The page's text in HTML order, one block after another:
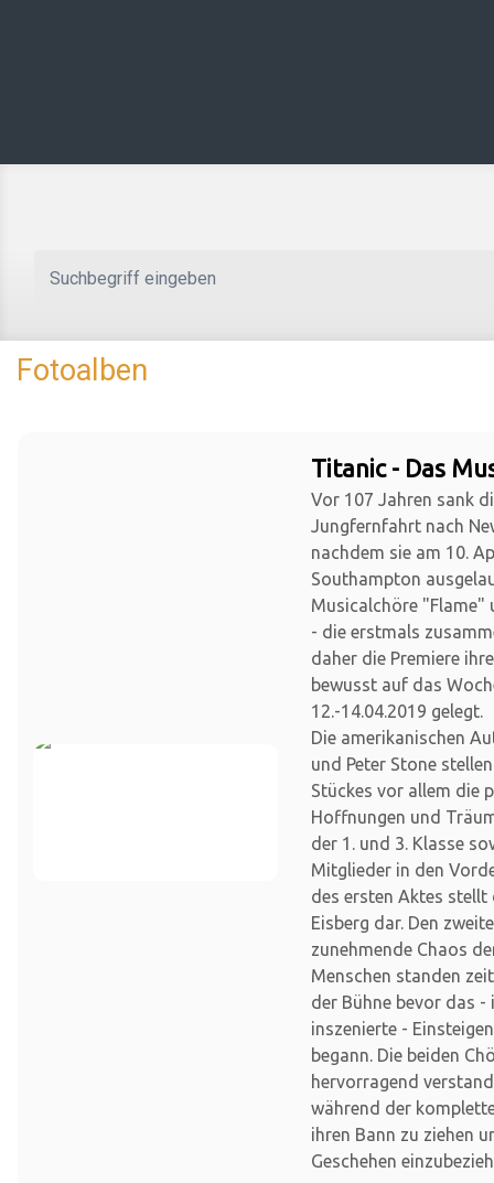
Fotoalben
Titanic - Das
Vor 107 Jahren sank
Jungfernfahrt nach
nachdem sie am 10.
Southampton
Musicalchöre "Flame"
- die erstmals
daher die Premiere
bewusst auf das
12.-14.04.2019 gelegt.
Die amerikanischen
und Peter Stone
Stückes vor allem die
Hoffnungen und
der 1. und 3. Klasse
Mitglieder in den
des ersten Aktes
Eisberg dar. Den
zunehmende Chaos
Menschen standen
der Bühne bevor das
inszenierte -
begann. Die beiden
hervorragend
während der
ihren Bann zu ziehen
Geschehen